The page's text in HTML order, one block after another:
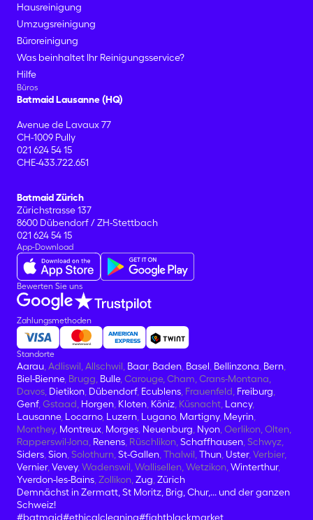
Hausreinigung
Umzugsreinigung
Büroreinigung
Was beinhaltet Ihr Reinigungsservice?
Hilfe
Büros
Batmaid Lausanne (HQ)
Avenue de Lavaux 77
CH-1009 Pully
021 624 54 15
CHE-433.722.651
Batmaid Zürich
Zürichstrasse 137
8600 Dübendorf / ZH-Stettbach
021 624 54 15
App-Download
Bewerten Sie uns
Zahlungsmethoden
Standorte
Aarau , Adliswil, Allschwil, Baar, Baden Basel Bellinzona Bern
Biel-Bienne, Brugg, Bulle, Carouge, Cham, Crans-Montana,
Davos, Dietikon Dübendorf, Ecublens , Frauenfeld, Freiburg
Genf, Gstaad, Horgen Kloten Köniz , Küsnacht, Lancy,
Lausanne, Locarno, Luzern Lugano, Martigny, Meyrin
Monthey, Montreux Morges Neuenburg Nyon , Oerlikon, Olten,
Rapperswil-Jona, Renens , Rüschlikon, Schaffhausen , Schwyz,
Siders Sion , Solothurn, St-Gallen , Thalwil, Thun Uster, Verbier,
Vernier, Vevey, Wadenswil, Wallisellen, Wetzikon, Winterthur,
Yverdon-les-Bains , Zollikon, Zug Zürich
Demnächst in Zermatt, St Moritz, Brig, Chur,... und der ganzen
Schweiz!
#batmaid#ethicalcleaning#fightblackmarket